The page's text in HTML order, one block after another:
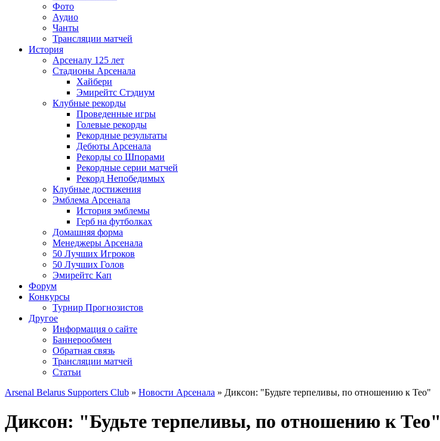
Фото
Аудио
Чанты
Трансляции матчей
История
Арсеналу 125 лет
Стадионы Арсенала
Хайбери
Эмирейтс Стэдиум
Клубные рекорды
Проведенные игры
Голевые рекорды
Рекордные результаты
Дебюты Арсенала
Рекорды со Шпорами
Рекордные серии матчей
Рекорд Непобедимых
Клубные достижения
Эмблема Арсенала
История эмблемы
Герб на футболках
Домашняя форма
Менеджеры Арсенала
50 Лучших Игроков
50 Лучших Голов
Эмирейтс Кап
Форум
Конкурсы
Турнир Прогнозистов
Другое
Информация о сайте
Баннерообмен
Обратная связь
Трансляции матчей
Статьи
Arsenal Belarus Supporters Club » Новости Арсенала » Диксон: "Будьте терпеливы, по отношению к Тео"
Диксон: "Будьте терпеливы, по отношению к Тео"